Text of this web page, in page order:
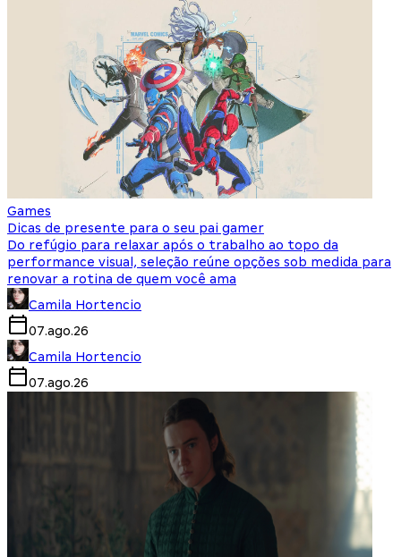
Games
Dicas de presente para o seu pai gamer
Do refúgio para relaxar após o trabalho ao topo da
performance visual, seleção reúne opções sob medida para
renovar a rotina de quem você ama
Camila Hortencio
07.ago.26
Camila Hortencio
07.ago.26